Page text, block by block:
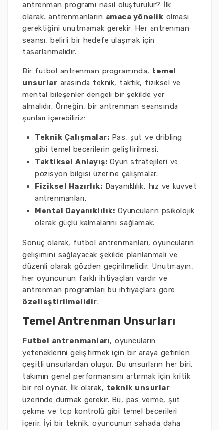
antrenman programı nasıl oluşturulur? İlk
olarak, antrenmanların amaca yönelik olması
gerektiğini unutmamak gerekir. Her antrenman
seansı, belirli bir hedefe ulaşmak için
tasarlanmalıdır.
Bir futbol antrenman programında, temel
unsurlar arasında teknik, taktik, fiziksel ve
mental bileşenler dengeli bir şekilde yer
almalıdır. Örneğin, bir antrenman seansında
şunları içerebiliriz:
Teknik Çalışmalar: Pas, şut ve dribling
gibi temel becerilerin geliştirilmesi.
Taktiksel Anlayış: Oyun stratejileri ve
pozisyon bilgisi üzerine çalışmalar.
Fiziksel Hazırlık: Dayanıklılık, hız ve kuvvet
antrenmanları.
Mental Dayanıklılık: Oyuncuların psikolojik
olarak güçlü kalmalarını sağlamak.
Sonuç olarak, futbol antrenmanları, oyuncuların
gelişimini sağlayacak şekilde planlanmalı ve
düzenli olarak gözden geçirilmelidir. Unutmayın,
her oyuncunun farklı ihtiyaçları vardır ve
antrenman programları bu ihtiyaçlara göre
özelleştirilmelidir.
Temel Antrenman Unsurları
Futbol antrenmanları, oyuncuların
yeteneklerini geliştirmek için bir araya getirilen
çeşitli unsurlardan oluşur. Bu unsurların her biri,
takımın genel performansını artırmak için kritik
bir rol oynar. İlk olarak, teknik unsurlar
üzerinde durmak gerekir. Bu, pas verme, şut
çekme ve top kontrolü gibi temel becerileri
içerir. İyi bir teknik, oyuncunun sahada daha